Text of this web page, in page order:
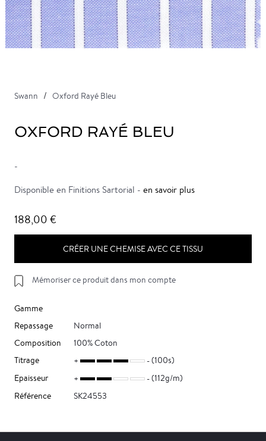
Swann Oxford Rayé Bleu
OXFORD RAYÉ BLEU
-
Disponible en Finitions Sartorial - en savoir plus
188,00 €
CRÉER UNE CHEMISE AVEC CE TISSU
Mémoriser ce produit dans mon compte
Gamme
Repassage
Normal
Composition
100% Coton
Titrage
(100s)
Epaisseur
(112g/m)
Référence
SK24553